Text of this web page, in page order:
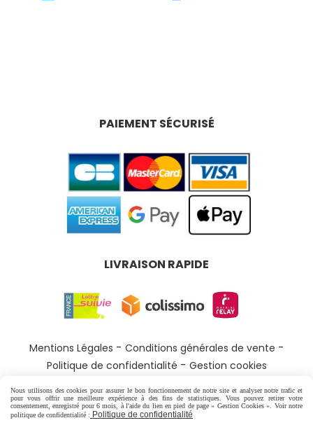
PAIEMENT SÉCURISÉ
LIVRAISON RAPIDE
Mentions Légales
Conditions générales de vente
Politique de confidentialité
Gestion cookies
Nous utilisons des cookies pour assurer le bon fonctionnement de notre site et analyser notre trafic et
pour vous offrir une meilleure expérience à des fins de statistiques. Vous pouvez retirer votre
consentement, enregistré pour 6 mois, à l'aide du lien en pied de page « Gestion Cookies ». Voir notre
politique de confidentialité : Politique de confidentialité